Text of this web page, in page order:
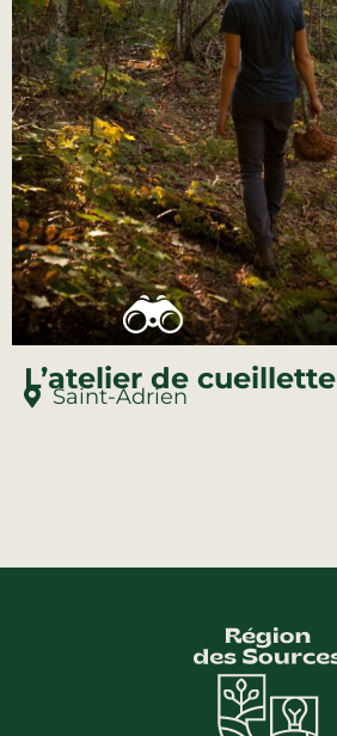
L’atelier de cueillette
Saint-Adrien